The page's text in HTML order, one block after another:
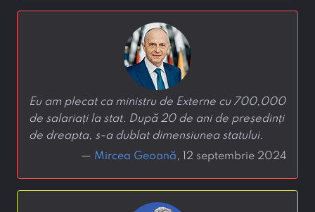
Eu am plecat ca ministru de Externe cu 700,000
de salariați la stat. După 20 de ani de președinți
de dreapta, s-a dublat dimensiunea statului.
— Mircea Geoană, 12 septembrie 2024